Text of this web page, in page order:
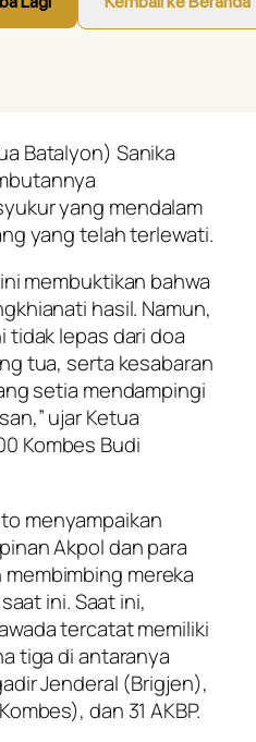
Batalyon) Sanika
yang mendalam
yang telah terlewati.
membuktikan bahwa
hasil. Namun,
tidak lepas dari doa
tua, serta kesabaran
setia mendampingi
ujar Ketua
Kombes Budi
menyampaikan
Akpol dan para
mereka
ini. Saat ini,
tercatat memiliki
tiga di antaranya
Jenderal (Brigjen),
dan 31 AKBP.